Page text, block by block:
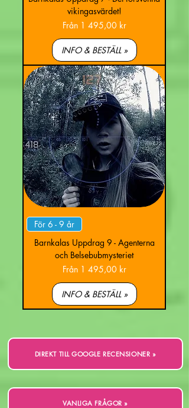
vikingasvärdet!
Från 1 495,00 kr
Reapris
INFO & BESTÄLL »
För 6 - 9 år
Barnkalas Uppdrag 9 - Agenterna
och Belsebubmysteriet
Från 1 495,00 kr
Reapris
INFO & BESTÄLL »
DIREKT TILL GOOGLE RECENSIONER »
VANLIGA FRÅGOR »